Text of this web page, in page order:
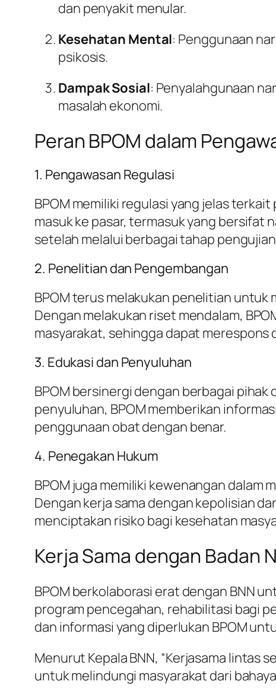
dan penyakit menular.
Kesehatan Mental: Penggunaan
psikosis.
Dampak Sosial: Penyalahgunaan
masalah ekonomi.
Peran BPOM dalam
1. Pengawasan Regulasi
BPOM memiliki regulasi yang jelas
masuk ke pasar, termasuk yang bersifat
setelah melalui berbagai tahap
2. Penelitian dan Pengembangan
BPOM terus melakukan penelitian
Dengan melakukan riset mendalam,
masyarakat, sehingga dapat merespons
3. Edukasi dan Penyuluhan
BPOM bersinergi dengan berbagai
penyuluhan, BPOM memberikan
penggunaan obat dengan benar.
4. Penegakan Hukum
BPOM juga memiliki kewenangan
Dengan kerja sama dengan kepolisian
menciptakan risiko bagi kesehatan
Kerja Sama dengan Badan
BPOM berkolaborasi erat dengan BNN
program pencegahan, rehabilitasi bagi
dan informasi yang diperlukan BPOM
Menurut Kepala BNN, “Kerjasama
untuk melindungi masyarakat dari